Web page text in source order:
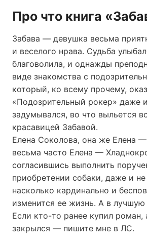
Про что книга
Забава — девушка весьма
и веселого нрава. Судьба
благоволила, и однажды
виде знакомства с
который, ко всему прочему,
«Подозрительный рокер» даже
задумывался, во что выльется
красавицей Забавой.
Елена Соколова, она же Елена
весьма часто Елена —
согласившись выполнить
приобретении собаки, даже и
насколько кардинально и
изменится ее жизнь. А в лучшую
Если кто-то ранее купил роман,
закрылся — пишите мне в ЛС.